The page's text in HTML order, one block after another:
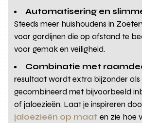
Automatisering en
Steeds meer huishoudens in
voor gordijnen die op afstand te
voor gemak en veiligheid.
Combinatie met
resultaat wordt extra bijzonder als
gecombineerd met bijvoorbeeld
of jaloezieën. Laat je inspireren
jaloezieën op maat en zie hoe